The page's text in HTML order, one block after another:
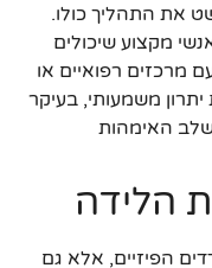
את התהליך כולו.
מקצוע שיכולים
מרכזים רפואיים או
יתרון משמעותי, בעיקר
האימהות
הלידה
הפיזיים, אלא גם